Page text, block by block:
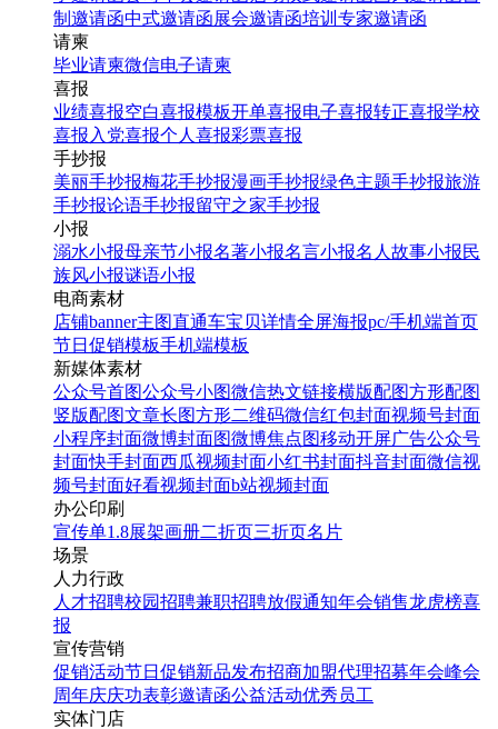
制邀请函中式邀请函展会邀请函培训专家邀请函
请柬
毕业请柬微信电子请柬
喜报
业绩喜报空白喜报模板开单喜报电子喜报转正喜报学校
喜报 入党喜报个人喜报彩票喜报
手抄报
美丽手抄报梅花手抄报漫画手抄报绿色主题手抄报旅游
手抄报论语手抄报留守之家手抄报
小报
溺水小报母亲节小报名著小报名言小报名人故事小报民
族风小报谜语小报
电商素材
店铺banner主图直通车宝贝详情全屏海报pc/手机端首页
节日促销模板手机端模板
新媒体素材
公众号首图公众号小图微信热文链接横版配图方形配图
竖版配图文章长图方形二维码微信红包封面视频号封面
小程序封面微博封面图微博焦点图移动开屏广告公众号
封面快手封面西瓜视频封面小红书封面抖音封面微信视
频号封面好看视频封面b站视频封面
办公印刷
宣传单1.8展架画册二折页三折页名片
场景
人力行政
人才招聘校园招聘兼职招聘放假通知年会销售龙虎榜喜
报
宣传营销
促销活动节日促销新品发布招商加盟代理招募年会峰会
周年庆庆功表彰邀请函公益活动优秀员工
实体门店